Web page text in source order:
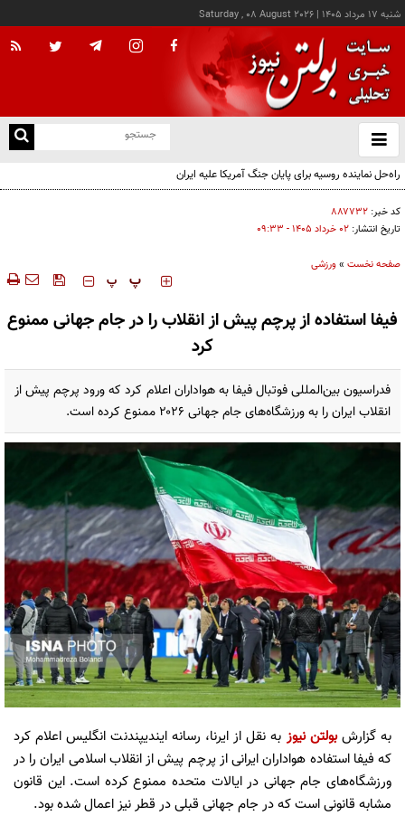
شنبه ۱۷ مرداد ۱۴۰۵ |
Saturday , 08 August 2026
باز
و
راه‌حل نماینده روسیه برای پایان جنگ آمریکا علیه ایران
کد خبر: ۸۸۷۷۳۲
تاریخ انتشار: ۰۲ خرداد ۱۴۰۵ - ۰۹:۳۳
صفحه نخست »ورزشی
‍‍‍ پ پ
فیفا استفاده از پرچم پیش از انقلاب را در جام جهانی ممنوع
کرد
فدراسیون بین‌المللی فوتبال فیفا به هواداران اعلام کرد که ورود پرچم پیش از
انقلاب ایران را به ورزشگاه‌های جام جهانی ۲۰۲۶ ممنوع کرده است.
به گزارشبولتن نیوز به نقل از ایرنا، رسانه ایندیپندنت انگلیس اعلام کرد
که فیفا استفاده هواداران ایرانی از پرچم پیش از انقلاب اسلامی ایران را در
ورزشگاه‌های جام جهانی در ایالات متحده ممنوع کرده است. این قانون
مشابه قانونی است که در جام جهانی قبلی در قطر نیز اعمال شده بود.